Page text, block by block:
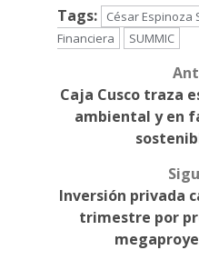
Tags: César Espinoza
Financiera
SUMMIC
navigation
Caja Cusco traza
ambiental y en
Inversión privada
trimestre por